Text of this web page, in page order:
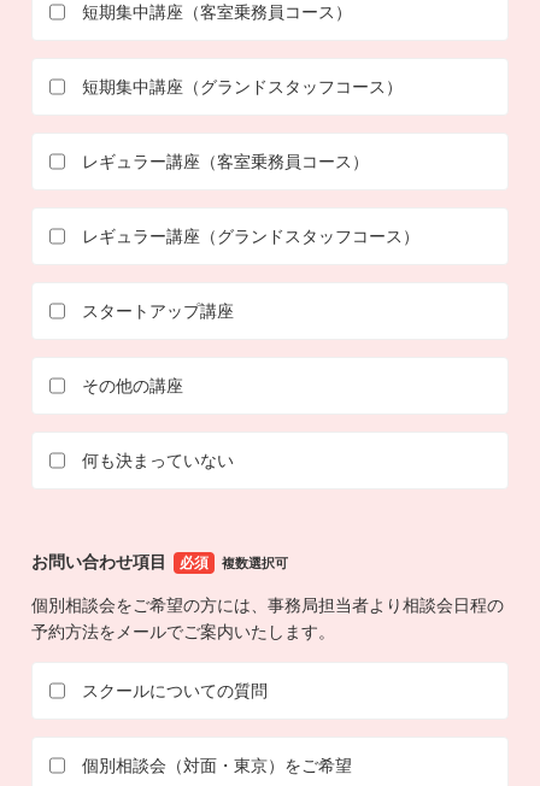
短期集中講座（客室乗務員コース）
短期集中講座（グランドスタッフコース）
レギュラー講座（客室乗務員コース）
レギュラー講座（グランドスタッフコース）
スタートアップ講座
その他の講座
何も決まっていない
お問い合わせ項目 必須 複数選択可
個別相談会をご希望の方には、事務局担当者より相談会日程の
予約方法をメールでご案内いたします。
スクールについての質問
個別相談会（対面・東京）をご希望